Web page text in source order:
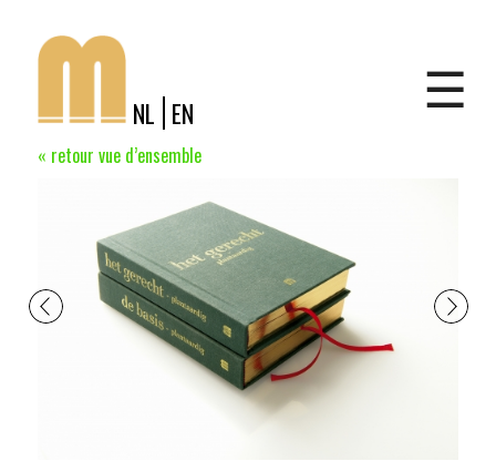
Jump to navigation
NL EN ☰
« retour vue d’ensemble